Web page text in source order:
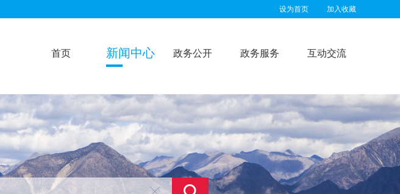
设为首页 加入收藏
首页 新闻中心 政务公开 政务服务 互动交流